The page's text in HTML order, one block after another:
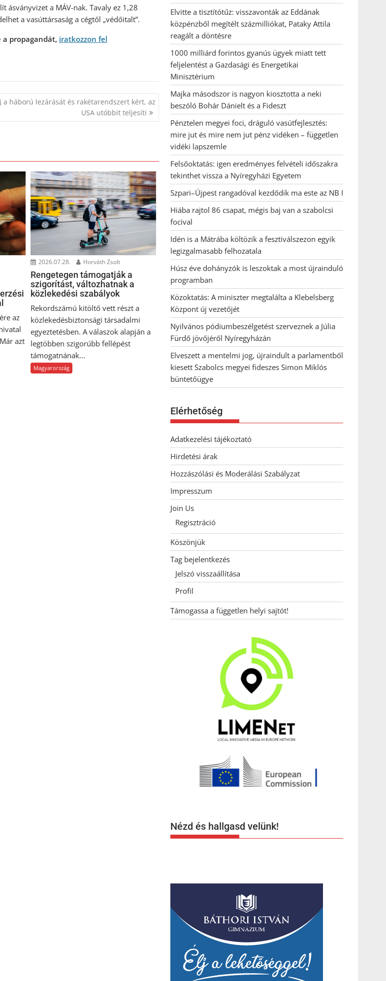
ásványvizet a MÁV-nak. Tavaly ez 1,28
a vasúttársaság a cégtől „védőitalt”.
propagandát, iratkozzon fel
a háború lezárását és rakétarendszert kért, az
USA utóbbit teljesíti
az
azt
2026.07.28. Horváth Zsolt
Rengetegen támogatják a
szigorítást, változhatnak a
közlekedési szabályok
Rekordszámú kitöltő vett részt a
közlekedésbiztonsági társadalmi
egyeztetésben. A válaszok alapján a
legtöbben szigorúbb fellépést
támogatnának...
Magyarország
Elvitte a tisztítótűz: visszavonták az Eddának
közpénzből megítélt százmilliókat, Pataky Attila
reagált a döntésre
1000 milliárd forintos gyanús ügyek miatt tett
feljelentést a Gazdasági és Energetikai
Minisztérium
Majka másodszor is nagyon kiosztotta a neki
beszóló Bohár Dánielt és a Fideszt
Pénztelen megyei foci, dráguló vasútfejlesztés:
mire jut és mire nem jut pénz vidéken – független
vidéki lapszemle
Felsőoktatás: igen eredményes felvételi időszakra
tekinthet vissza a Nyíregyházi Egyetem
Szpari–Újpest rangadóval kezdődik ma este az NB I
Hiába rajtol 86 csapat, mégis baj van a szabolcsi
focival
Idén is a Mátrába költözik a fesztiválszezon egyik
legizgalmasabb felhozatala
Húsz éve dohányzók is leszoktak a most újrainduló
programban
Közoktatás: A miniszter megtalálta a Klebelsberg
Központ új vezetőjét
Nyilvános pódiumbeszélgetést szerveznek a Júlia
Fürdő jövőjéről Nyíregyházán
Elveszett a mentelmi jog, újraindult a parlamentből
kiesett Szabolcs megyei fideszes Simon Miklós
büntetőügye
Elérhetőség
Adatkezelési tájékoztató
Hirdetési árak
Hozzászólási és Moderálási Szabályzat
Impresszum
Join Us
Regisztráció
Köszönjük
Tag bejelentkezés
Jelszó visszaállítása
Profil
Támogassa a független helyi sajtót!
Nézd és hallgasd velünk!